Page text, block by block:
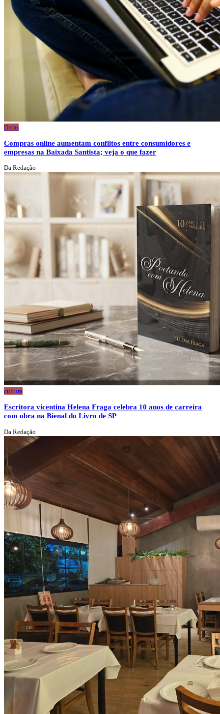
Dicas
Compras online aumentam conflitos entre consumidores e
empresas na Baixada Santista; veja o que fazer
Da Redação
cultura
Escritora vicentina Helena Fraga celebra 10 anos de carreira
com obra na Bienal do Livro de SP
Da Redação